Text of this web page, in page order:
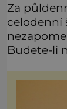
Za
celodenní
Budete-li